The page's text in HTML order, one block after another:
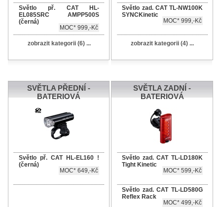
Světlo př. CAT HL-
EL085SRC AMPP500S
(černá)
MOC* 999,-Kč
zobrazit kategorii (6) ...
Světlo zad. CAT TL-NW100K
SYNCKinetic
MOC* 999,-Kč
zobrazit kategorii (4) ...
SVĚTLA PŘEDNÍ -
BATERIOVÁ
Světlo př. CAT HL-EL160 !
(černá)
MOC* 649,-Kč
SVĚTLA ZADNÍ -
BATERIOVÁ
Světlo zad. CAT TL-LD180K
Tight Kinetic
MOC* 599,-Kč
Světlo zad. CAT TL-LD580G
Reflex Rack
MOC* 499,-Kč